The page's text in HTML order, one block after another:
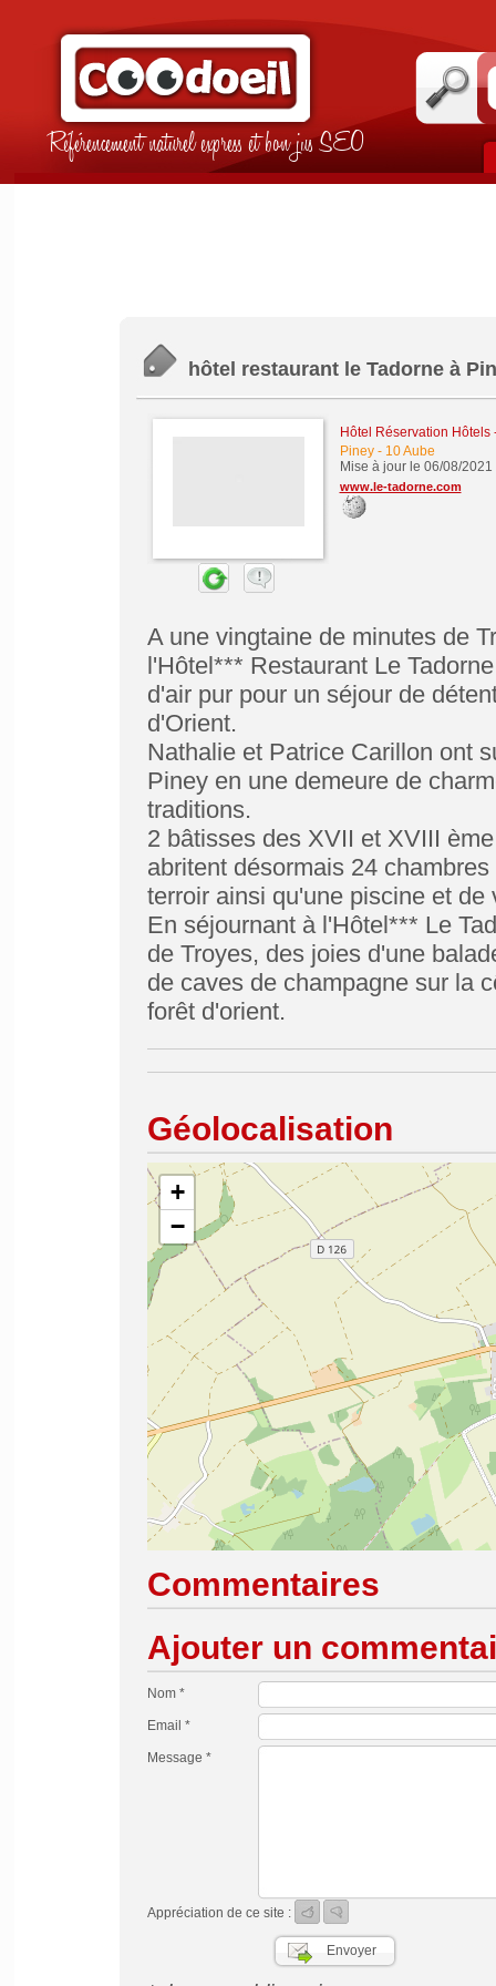
Référencement naturel express et bon jus SEO
hôtel restaurant le Tadorne à
Hôtel Réservation Hôtels
Piney- 10 Aube
Mise à jour le 06/08/2021
www.le-tadorne.com
A une vingtaine de minutes de
l'Hôtel*** Restaurant Le
d'air pur pour un séjour de
d'Orient.
Nathalie et Patrice Carillon ont
Piney en une demeure de
traditions.
2 bâtisses des XVII et XVIII
abritent désormais 24
terroir ainsi qu'une piscine et
En séjournant à l'Hôtel*** Le
de Troyes, des joies d'une
de caves de champagne sur la
forêt d'orient.
Géolocalisation
+
−
Commentaires
Ajouter un
Nom *
Email *
Message *
Appréciation de ce site :